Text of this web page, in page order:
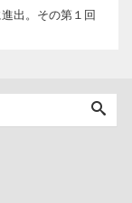
出。その第１回